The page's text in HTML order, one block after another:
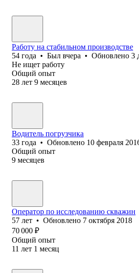
Работу на стабильном производстве
54 года • Был вчера • Обновлено 3
Не ищет работу
Общий опыт
28 лет 9 месяцев
Водитель погрузчика
33 года • Обновлено 10 февраля
Общий опыт
9 месяцев
Оператор по исследованию скважин
57 лет • Обновлено 7 октября 2018
70 000 ₽
Общий опыт
11 лет 1 месяц